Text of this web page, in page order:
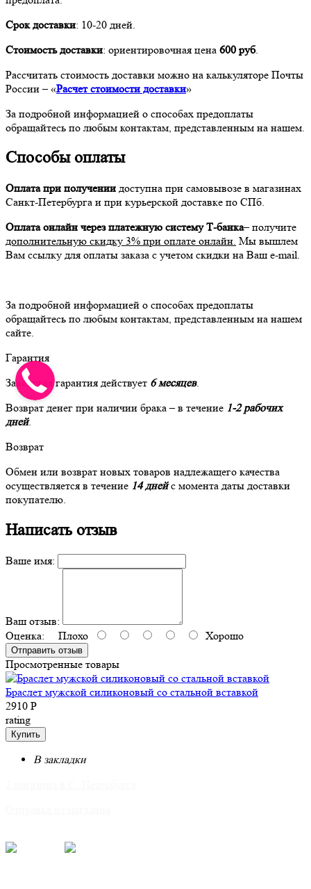
Срок доставки: 10-20 дней.
Стоимость доставки: ориентировочная цена 600 руб.
Рассчитать стоимость доставки можно на калькуляторе Почты
России – «Расчет стоимости доставки»
За подробной информацией о способах предоплаты
обращайтесь по любым контактам, представленным на нашем.
Способы оплаты
Оплата при получении доступна при самовывозе в магазинах
Санкт-Петербурга и при курьерской доставке по СПб.
Оплата онлайн через платежную систему Т-банка– получите
дополнительную скидку 3% при оплате онлайн. Мы вышлем
Вам ссылку для оплаты заказа с учетом скидки на Ваш e-mail.
За подробной информацией о способах предоплаты
обращайтесь по любым контактам, представленным на нашем
сайте.
Гарантия
Заводская гарантия действует 6 месяцев.
Возврат денег при наличии брака – в течение 1-2 рабочих
дней.
Возврат
Обмен или возврат новых товаров надлежащего качества
осуществляется в течение 14 днейс момента даты доставки
покупателю.
Написать отзыв
Ваше имя:
Ваш отзыв:
Оценка: Плохо Хорошо
Отправить отзыв
Просмотренные товары
Браслет мужской силиконовый со стальной вставкой
2910 Р
rating
Купить
В закладки